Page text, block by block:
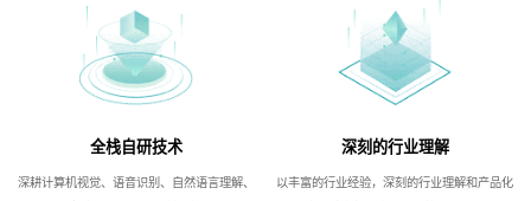
全栈自研技术
深耕计算机视觉、语音识别、自然语言理解、
深刻的行业理解
以丰富的行业经验，深刻的行业理解和产品化